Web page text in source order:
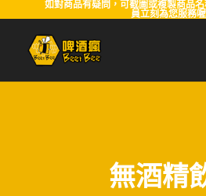
如對商品有疑問，可截圖或複製商品
員立刻為您服務
無酒精